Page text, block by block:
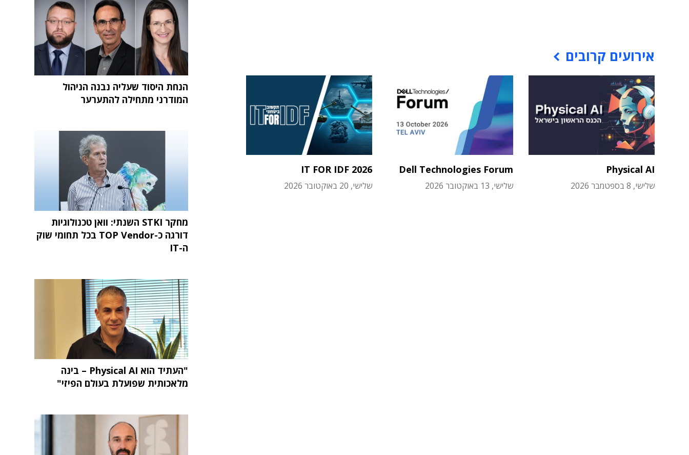
אירועים קרובים
Physical AI
שלישי, 8 בספטמבר 2026
Dell Technologies Forum
שלישי, 13 באוקטובר 2026
IT FOR IDF 2026
שלישי, 20 באוקטובר 2026
הנחת היסוד שעליה נבנה הניהול
המודרני מתחילה להתערער
מחקר STKI השנתי: וואן טכנולוגיות
דורגה כ-TOP Vendor בכל תחומי שוק
ה-IT
"העתיד הוא Physical AI – בינה
מלאכותית שפועלת בעולם הפיזי"